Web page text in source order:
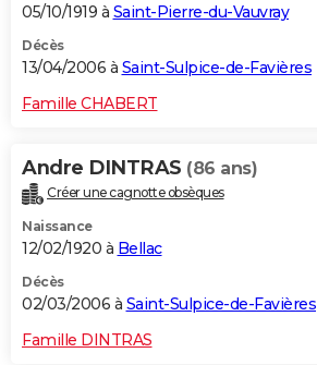
05/10/1919 à Saint-Pierre-du-Vauvray
Décès
13/04/2006 à Saint-Sulpice-de-Favières
Famille CHABERT
Andre DINTRAS (86 ans)
Créer une cagnotte obsèques
Naissance
12/02/1920 à Bellac
Décès
02/03/2006 à Saint-Sulpice-de-Favières
Famille DINTRAS